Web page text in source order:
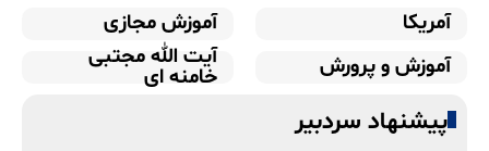
آمریکا
آموزش مجازی
آموزش و پرورش
آیت الله مجتبی
خامنه ای
پیشنهاد سردبیر